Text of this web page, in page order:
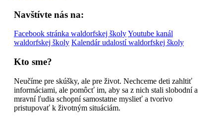
Navštívte nás na:
Facebook stránka waldorfskej školyYoutube kanál
waldorfskej školy Kalendár udalostí waldorfskej školy
Kto sme?
Neučíme pre skúšky, ale pre život. Nechceme deti zahltiť
informáciami, ale pomôcť im, aby sa z nich stali slobodní a
mravní ľudia schopní samostatne myslieť a tvorivo
pristupovať k životným situáciám.